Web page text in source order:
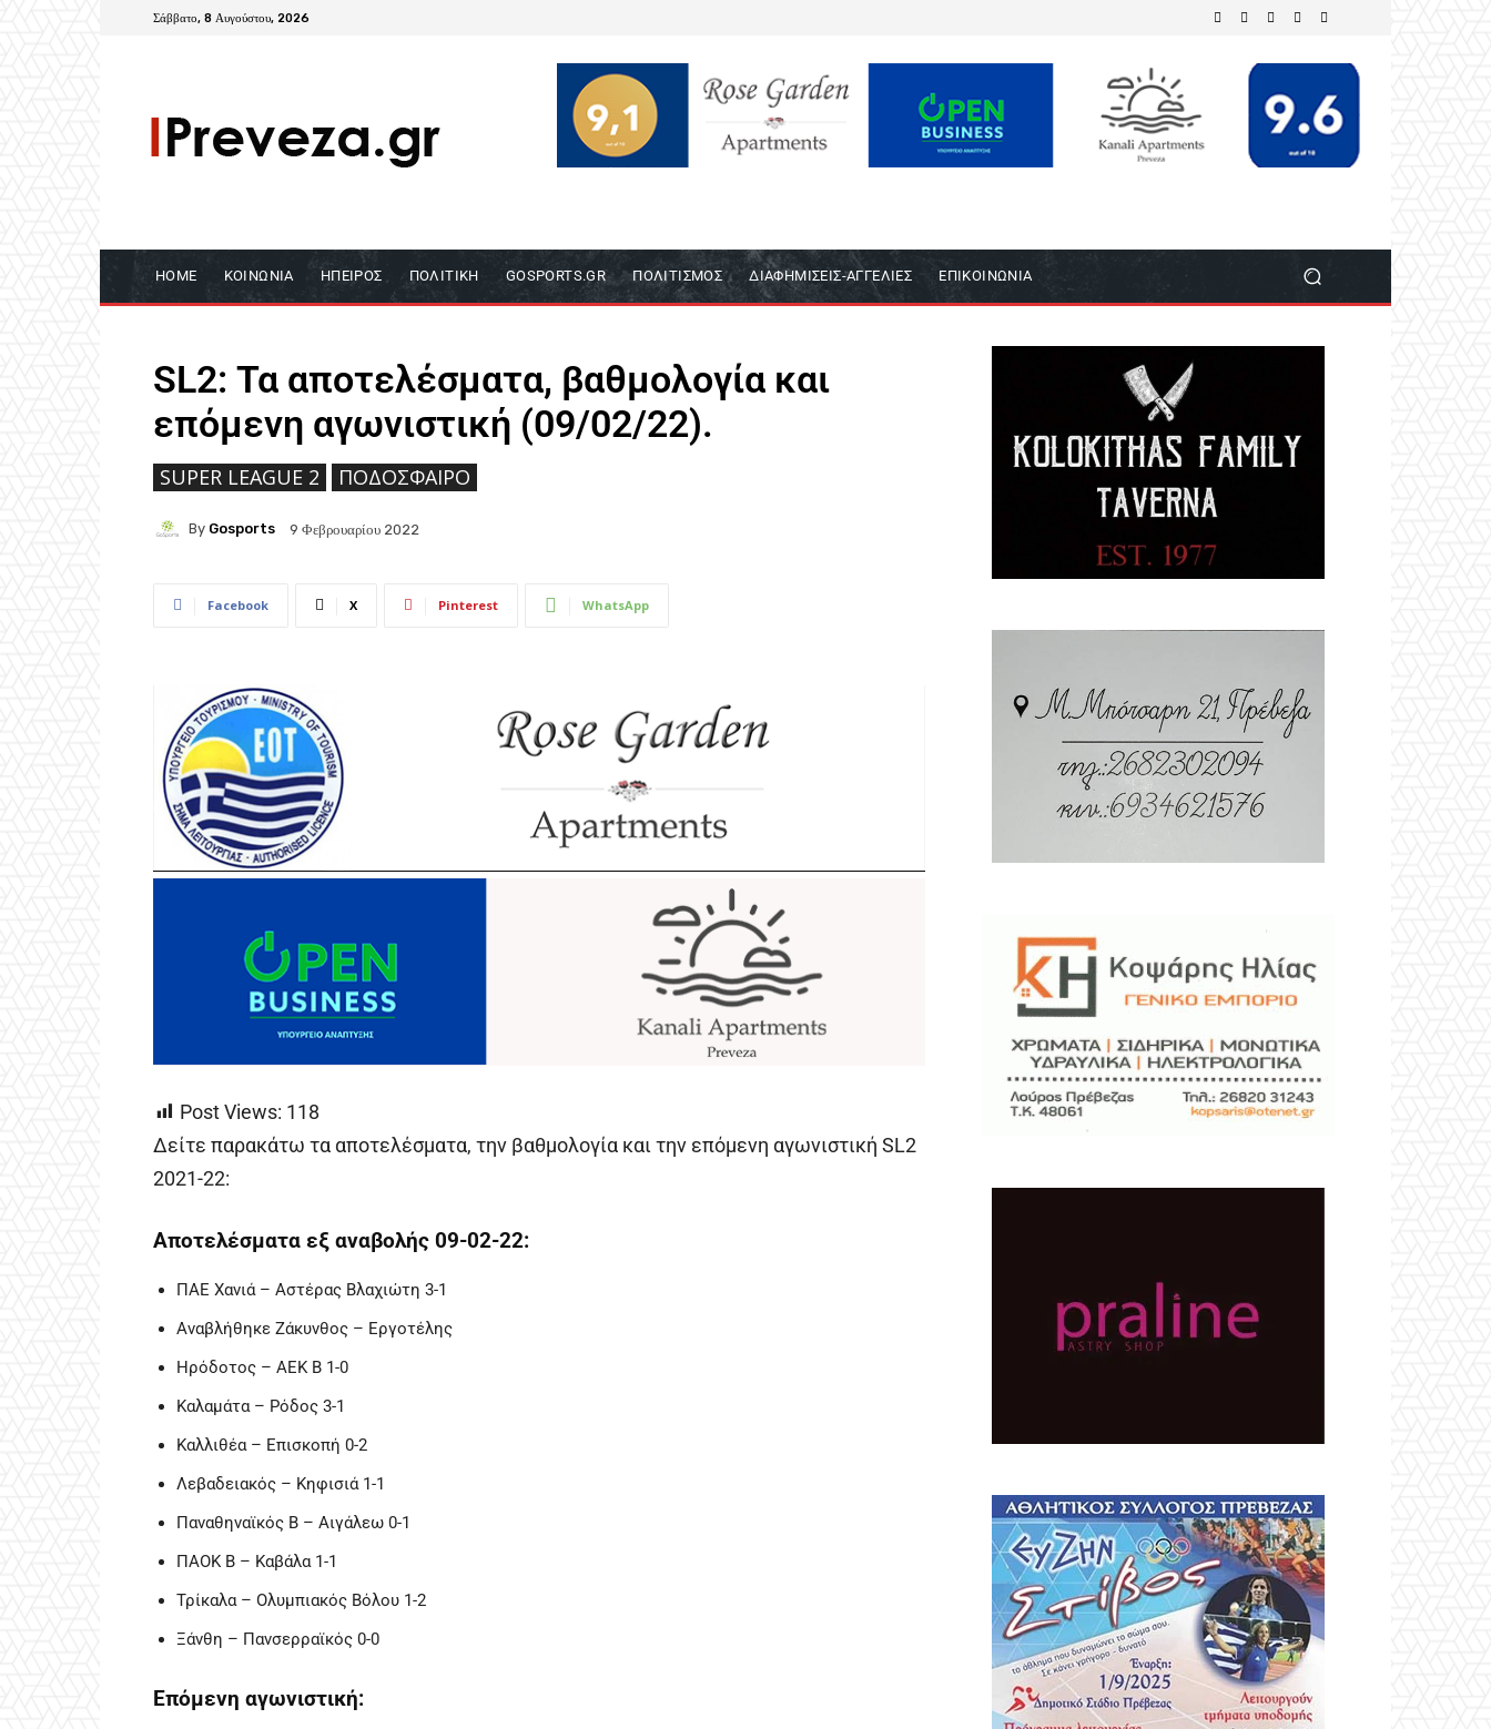
Σάββατο, 8 Αυγούστου, 2026
HOME ΚΟΙΝΩΝΊΑ ΉΠΕΙΡΟΣ ΠΟΛΙΤΙΚΉ GOSPORTS.GR ΠΟΛΙΤΙΣΜΌΣ ΔΙΑΦΗΜΊΣΕΙΣ-ΑΓΓΕΛΊΕΣ ΕΠΙΚΟΙΝΩΝΙΑ
SL2: Τα αποτελέσματα, βαθμολογία και
επόμενη αγωνιστική (09/02/22).
SUPER LEAGUE 2 ΠΟΔΌΣΦΑΙΡΟ
By Gosports 9 Φεβρουαρίου 2022
Facebook X Pinterest WhatsApp
Post Views: 118
Δείτε παρακάτω τα αποτελέσματα, την βαθμολογία και την επόμενη αγωνιστική SL2
2021-22:
Αποτελέσματα εξ αναβολής 09-02-22:
ΠΑΕ Χανιά – Αστέρας Βλαχιώτη 3-1
Αναβλήθηκε Ζάκυνθος – Εργοτέλης
Ηρόδοτος – ΑΕΚ Β 1-0
Καλαμάτα – Ρόδος 3-1
Καλλιθέα – Επισκοπή 0-2
Λεβαδειακός – Κηφισιά 1-1
Παναθηναϊκός Β – Αιγάλεω 0-1
ΠΑΟΚ Β – Καβάλα 1-1
Τρίκαλα – Ολυμπιακός Βόλου 1-2
Ξάνθη – Πανσερραϊκός 0-0
Επόμενη αγωνιστική: